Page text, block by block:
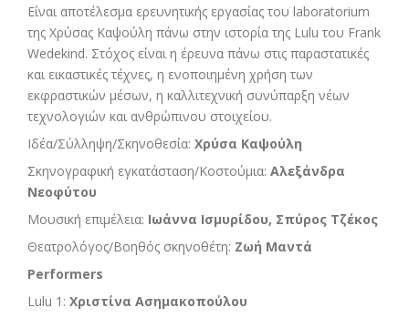
Είναι αποτέλεσμα ερευνητικής εργασίας του laboratorium
της Χρύσας Καψούλη πάνω στην ιστορία της Lulu του Frank
Wedekind. Στόχος είναι η έρευνα πάνω στις παραστατικές
και εικαστικές τέχνες, η ενοποιημένη χρήση των
εκφραστικών μέσων, η καλλιτεχνική συνύπαρξη νέων
τεχνολογιών και ανθρώπινου στοιχείου.
Ιδέα/Σύλληψη/Σκηνοθεσία:Χρύσα Καψούλη
Σκηνογραφική εγκατάσταση/Κοστούμια:Αλεξάνδρα
Νεοφύτου
Μουσική επιμέλεια: Ιωάννα Ισμυρίδου, Σπύρος Τζέκος
Θεατρολόγος/Βοηθός σκηνοθέτη: Ζωή Μαντά
Performers
Lulu 1:Χριστίνα Ασημακοπούλου